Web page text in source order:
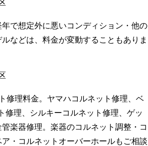
で想定外に悪いコンディション・他の
などは、料金が変動することもありま
修理料金。ヤマハコルネット修理、ベ
修理、シルキーコルネット修理、ゲッ
楽器修理。楽器のコルネット調整・コ
・コルネットオーバーホールもご相談